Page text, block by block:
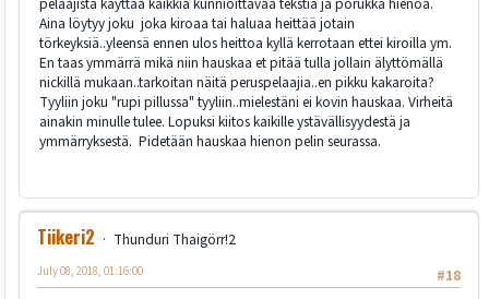
Aina löytyy joku joka kiroaa tai haluaa heittää jotain
törkeyksiä..yleensä ennen ulos heittoa kyllä kerrotaan ettei kiroilla ym.
En taas ymmärrä mikä niin hauskaa et pitää tulla jollain älyttömällä
nickillä mukaan..tarkoitan näitä peruspelaajia..en pikku kakaroita?
Tyyliin joku "rupi pillussa" tyyliin..mielestäni ei kovin hauskaa. Virheitä
ainakin minulle tulee. Lopuksi kiitos kaikille ystävällisyydestä ja
ymmärryksestä. Pidetään hauskaa hienon pelin seurassa.
Tiikeri2
Thunduri Thaigörr!2
#18
July 08, 2018, 01:16:00